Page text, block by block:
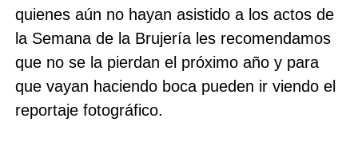
quienes aún no hayan asistido a los actos de
la Semana de la Brujería les recomendamos
que no se la pierdan el próximo año y para
que vayan haciendo boca pueden ir viendo el
reportaje fotográfico.